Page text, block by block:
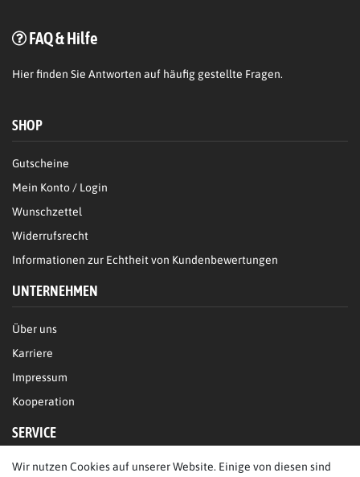
FAQ & Hilfe
Hierfinden Sie Antworten auf häufig gestellte Fragen.
SHOP
Gutscheine
Mein Konto / Login
Wunschzettel
Widerrufsrecht
Informationen zur Echtheit von Kundenbewertungen
UNTERNEHMEN
Über uns
Karriere
Impressum
Kooperation
SERVICE
FAQ/Hilfe
Wir nutzen Cookies auf unserer Website. Einige von diesen sind